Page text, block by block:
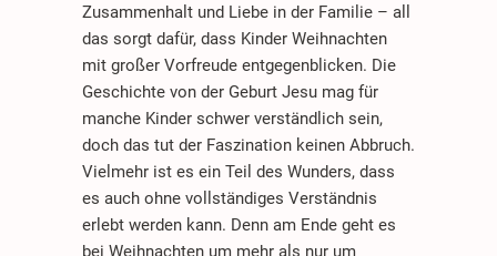
Zusammenhalt und Liebe in der Familie – all
das sorgt dafür, dass Kinder Weihnachten
mit großer Vorfreude entgegenblicken. Die
Geschichte von der Geburt Jesu mag für
manche Kinder schwer verständlich sein,
doch das tut der Faszination keinen Abbruch.
Vielmehr ist es ein Teil des Wunders, dass
es auch ohne vollständiges Verständnis
erlebt werden kann. Denn am Ende geht es
bei Weihnachten um mehr als nur um